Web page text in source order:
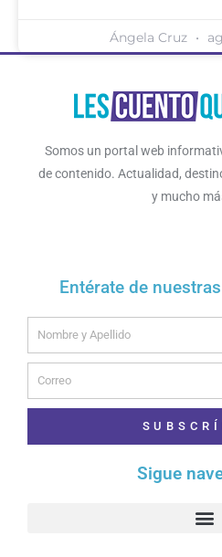
Ángela Cruz
Somos un portal web
de contenido. Actualidad,
y mucho
Entérate de
Sigue